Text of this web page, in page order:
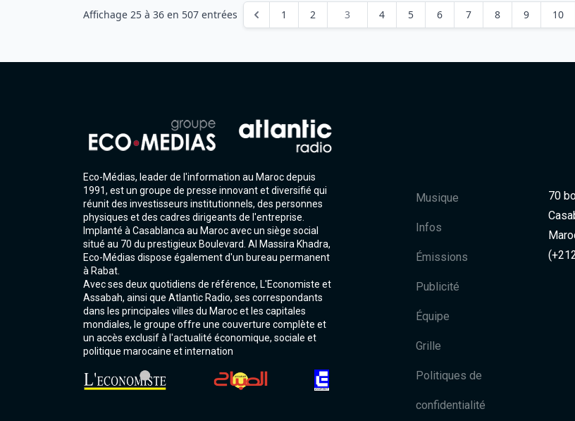
Affichage 25 à 36 en 507 entrées 1 2 3 4 5 6 7 8 9 10
Eco-Médias, leader de l'information au Maroc depuis
1991, est un groupe de presse innovant et diversifié qui
réunit des investisseurs institutionnels, des personnes
physiques et des cadres dirigeants de l'entreprise.
Implanté à Casablanca au Maroc avec un siège social
situé au 70 du prestigieux Boulevard. Al Massira Khadra,
Eco-Médias dispose également d'un bureau permanent
à Rabat.
Avec ses deux quotidiens de référence, L'Economiste et
Assabah, ainsi que Atlantic Radio, ses correspondants
dans les principales villes du Maroc et les capitales
mondiales, le groupe offre une couverture complète et
un accès exclusif à l'actualité économique, sociale et
politique marocaine et internation
Musique
Infos
Émissions
Publicité
Équipe
Grille
Politiques de
confidentialité
70